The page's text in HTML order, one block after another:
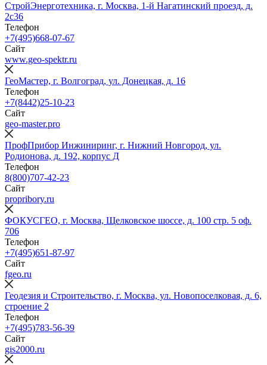
СтройЭнерготехника, г. Москва, 1-й Нагатинский проезд, д.
2с36
Телефон
+7(495)668-07-67
Сайт
www.geo-spektr.ru
ГеоМастер, г. Волгоград, ул. Донецкая, д. 16
Телефон
+7(8442)25-10-23
Сайт
geo-master.pro
ПрофПрибор Инжиниринг, г. Нижний Новгород, ул.
Родионова, д. 192, корпус Д
Телефон
8(800)707-42-23
Сайт
propribory.ru
ФОКУСГЕО, г. Москва, Щелковское шоссе, д. 100 стр. 5 оф.
706
Телефон
+7(495)651-87-97
Сайт
fgeo.ru
Геодезия и Строительство, г. Москва, ул. Новопоселковая, д. 6,
строение 2
Телефон
+7(495)783-56-39
Сайт
gis2000.ru